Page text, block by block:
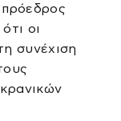
οι
συνέχιση